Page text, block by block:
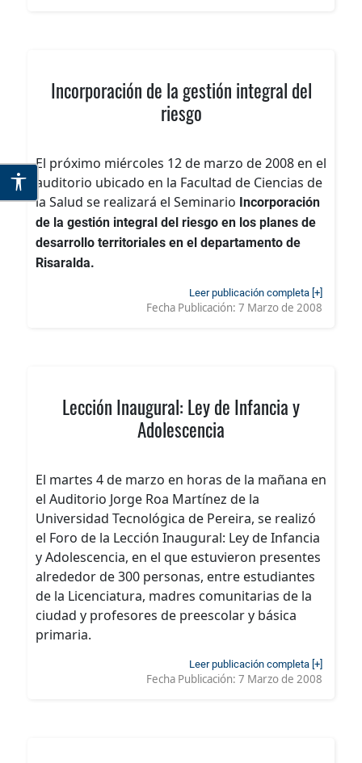
Incorporación de la gestión integral del
riesgo
El próximo miércoles 12 de marzo de 2008 en el
auditorio ubicado en la Facultad de Ciencias de
la Salud se realizará el Seminario Incorporación
de la gestión integral del riesgo en los planes de
desarrollo territoriales en el departamento de
Risaralda.
Leer publicación completa [+]
Fecha Publicación: 7 Marzo de 2008
Lección Inaugural: Ley de Infancia y
Adolescencia
El martes 4 de marzo en horas de la mañana en
el Auditorio Jorge Roa Martínez de la
Universidad Tecnológica de Pereira, se realizó
el Foro de la Lección Inaugural: Ley de Infancia
y Adolescencia, en el que estuvieron presentes
alrededor de 300 personas, entre estudiantes
de la Licenciatura, madres comunitarias de la
ciudad y profesores de preescolar y básica
primaria.
Leer publicación completa [+]
Fecha Publicación: 7 Marzo de 2008